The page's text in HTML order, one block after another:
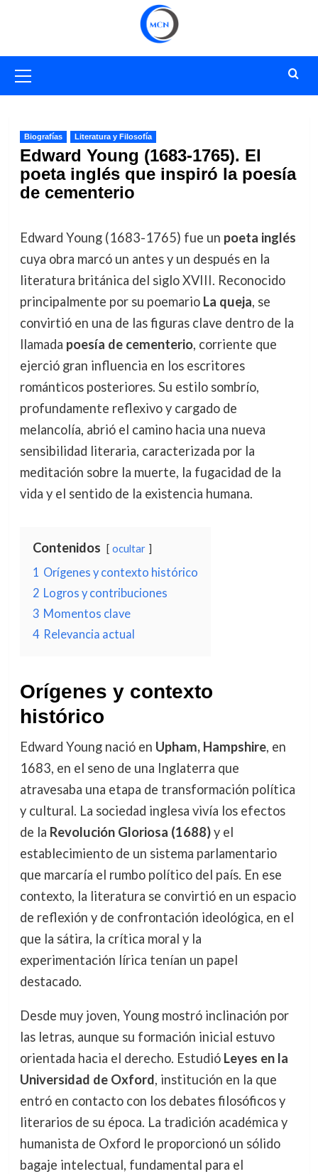
primario
Biografías Literatura y Filosofía
Edward Young (1683-1765). El
poeta inglés que inspiró la poesía
de cementerio
Edward Young (1683-1765) fue un poeta inglés
cuya obra marcó un antes y un después en la
literatura británica del siglo XVIII. Reconocido
principalmente por su poemario La queja, se
convirtió en una de las figuras clave dentro de la
llamada poesía de cementerio, corriente que
ejerció gran influencia en los escritores
románticos posteriores. Su estilo sombrío,
profundamente reflexivo y cargado de
melancolía, abrió el camino hacia una nueva
sensibilidad literaria, caracterizada por la
meditación sobre la muerte, la fugacidad de la
vida y el sentido de la existencia humana.
Contenidos ocultar
1 Orígenes y contexto histórico
2 Logros y contribuciones
3 Momentos clave
4 Relevancia actual
Orígenes y contexto
histórico
Edward Young nació en Upham, Hampshire, en
1683, en el seno de una Inglaterra que
atravesaba una etapa de transformación política
y cultural. La sociedad inglesa vivía los efectos
de la Revolución Gloriosa (1688)y el
establecimiento de un sistema parlamentario
que marcaría el rumbo político del país. En ese
contexto, la literatura se convirtió en un espacio
de reflexión y de confrontación ideológica, en el
que la sátira, la crítica moral y la
experimentación lírica tenían un papel
destacado.
Desde muy joven, Young mostró inclinación por
las letras, aunque su formación inicial estuvo
orientada hacia el derecho. Estudió Leyes en la
Universidad de Oxford, institución en la que
entró en contacto con los debates filosóficos y
literarios de su época. La tradición académica y
humanista de Oxford le proporcionó un sólido
bagaje intelectual, fundamental para el